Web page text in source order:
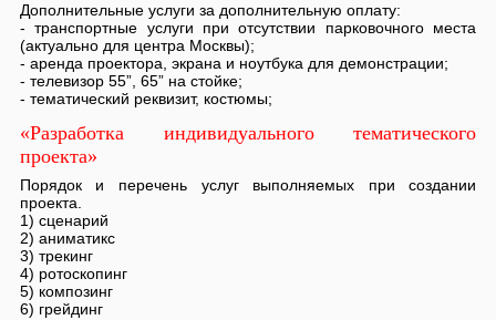
Дополнительные услуги за дополнительную оплату:
- транспортные услуги при отсутствии парковочного места
(актуально для центра Москвы);
- аренда проектора, экрана и ноутбука для демонстрации;
- телевизор 55”, 65” на стойке;
- тематический реквизит, костюмы;
«Разработка индивидуального тематического
проекта»
Порядок и перечень услуг выполняемых при создании
проекта.
1) сценарий
2) аниматикс
3) трекинг
4) ротоскопинг
5) композинг
6) грейдинг